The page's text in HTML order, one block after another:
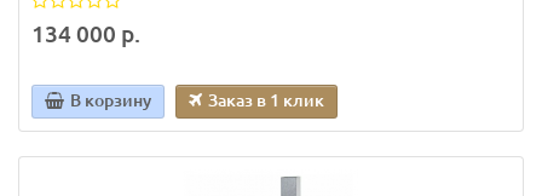
134 000 р.
В корзину Заказ в 1 клик